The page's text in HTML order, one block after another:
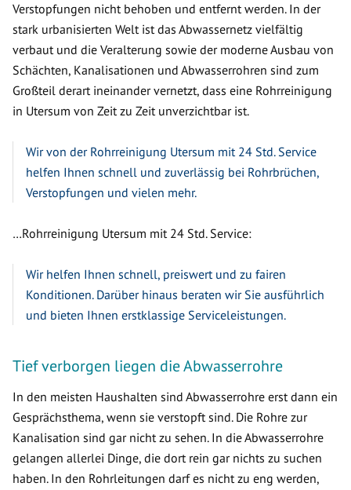
Verstopfungen nicht behoben und entfernt werden. In der
stark urbanisierten Welt ist das Abwassernetz vielfältig
verbaut und die Veralterung sowie der moderne Ausbau von
Schächten, Kanalisationen und Abwasserrohren sind zum
Großteil derart ineinander vernetzt, dass eine Rohrreinigung
in Utersum von Zeit zu Zeit unverzichtbar ist.
Wir von der Rohrreinigung Utersum mit 24 Std. Service
helfen Ihnen schnell und zuverlässig bei Rohrbrüchen,
Verstopfungen und vielen mehr.
…Rohrreinigung Utersum mit 24 Std. Service:
Wir helfen Ihnen schnell, preiswert und zu fairen
Konditionen. Darüber hinaus beraten wir Sie ausführlich
und bieten Ihnen erstklassige Serviceleistungen.
Tief verborgen liegen die Abwasserrohre
In den meisten Haushalten sind Abwasserrohre erst dann ein
Gesprächsthema, wenn sie verstopft sind. Die Rohre zur
Kanalisation sind gar nicht zu sehen. In die Abwasserrohre
gelangen allerlei Dinge, die dort rein gar nichts zu suchen
haben. In den Rohrleitungen darf es nicht zu eng werden,